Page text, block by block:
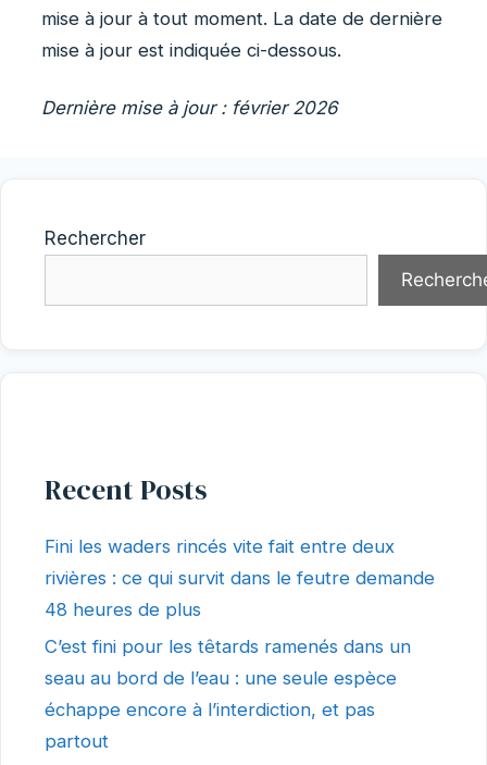
mise à jour à tout moment. La date de dernière
mise à jour est indiquée ci-dessous.
Dernière mise à jour : février 2026
Rechercher
Recent Posts
Fini les waders rincés vite fait entre deux
rivières : ce qui survit dans le feutre demande
48 heures de plus
C’est fini pour les têtards ramenés dans un
seau au bord de l’eau : une seule espèce
échappe encore à l’interdiction, et pas
partout